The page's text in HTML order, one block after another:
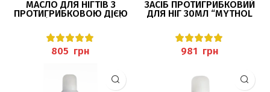
МАСЛО ДЛЯ НІГТІВ З
ПРОТИГРИБКОВОЮ ДІЄЮ
PEDIBAEHR
грн
ЗАСІБ ПРОТИГРИБКОВИЙ
ДЛЯ НІГ 30МЛ “MYTHOL
грн